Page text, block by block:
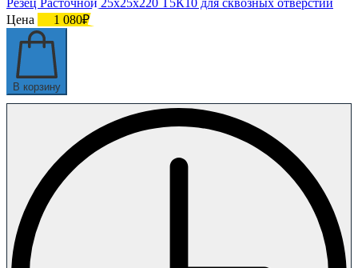
Резец Расточной 25х25х220 Т5К10 для сквозных отверстий
Цена
1 080₽
В корзину